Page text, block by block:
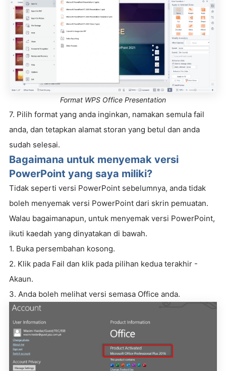
Format WPS Office Presentation
7. Pilih format yang anda inginkan, namakan semula fail
anda, dan tetapkan alamat storan yang betul dan anda
sudah selesai.
Bagaimana untuk menyemak versi
PowerPoint yang saya miliki?
Tidak seperti versi PowerPoint sebelumnya, anda tidak
boleh menyemak versi PowerPoint dari skrin pemuatan.
Walau bagaimanapun, untuk menyemak versi PowerPoint,
ikuti kaedah yang dinyatakan di bawah.
1. Buka persembahan kosong.
2. Klik pada Fail dan klik pada pilihan kedua terakhir -
Akaun.
3. Anda boleh melihat versi semasa Office anda.